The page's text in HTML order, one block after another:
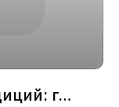
Абонемент №1 «35 лет традиций: главные события сезона»